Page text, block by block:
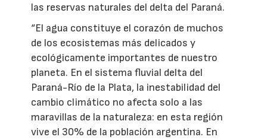
las reservas naturales del delta del Paraná.
“El agua constituye el corazón de muchos
de los ecosistemas más delicados y
ecológicamente importantes de nuestro
planeta. En el sistema fluvial delta del
Paraná-Río de la Plata, la inestabilidad del
cambio climático no afecta solo a las
maravillas de la naturaleza: en esta región
vive el 30% de la población argentina. En